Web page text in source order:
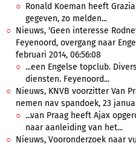
Ronald Koeman heeft
gegeven, zo melden...
Nieuws, 'Geen interesse
Feyenoord, overgang naar
februari 2014, 06:56:08
...een Engelse topclub.
diensten. Feyenoord...
Nieuws, KNVB voorzitter Van
nemen nav spandoek, 23
...van Praag heeft Ajax
naar aanleiding van het...
Nieuws, Vooronderzoek naar